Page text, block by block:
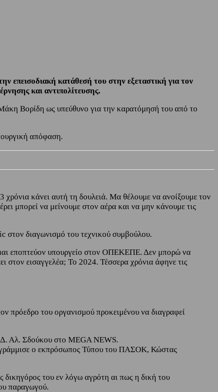
επεισοδιακή κατάθεσή του στην εξεταστική για τον
και αντιπολίτευσης.
Βορίδη ως υπεύθυνο για την καρατόμησή του από το
απόφαση.
κάνει αυτή τη δουλειά. Μα θέλουμε να ανοίξουμε τον
μπορεί να μείνουμε στον αέρα και να μην κάνουμε τις
διαγωνισμό του τεχνικού συμβούλου.
εποπτεύον υπουργείο στον ΟΠΕΚΕΠΕ. Δεν μπορώ να
στον εισαγγελέα; Το 2024. Τέσσερα χρόνια άφηνε τις
του οργανισμού προκειμένου να διαγραφεί
Αλ. Σδούκου στο MEGA NEWS.
ο εκπρόσωπος Τύπου του ΠΑΣΟΚ, Κώστας
του εν λόγω αγρότη αι πως η δική του
παραγωγού.